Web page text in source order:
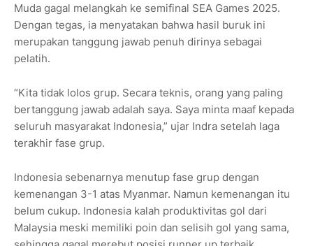
Muda gagal melangkah ke semifinal SEA Games 2025.
Dengan tegas, ia menyatakan bahwa hasil buruk ini
merupakan tanggung jawab penuh dirinya sebagai
pelatih.
“Kita tidak lolos grup. Secara teknis, orang yang paling
bertanggung jawab adalah saya. Saya minta maaf kepada
seluruh masyarakat Indonesia,” ujar Indra setelah laga
terakhir fase grup.
Indonesia sebenarnya menutup fase grup dengan
kemenangan 3-1 atas Myanmar. Namun kemenangan itu
belum cukup. Indonesia kalah produktivitas gol dari
Malaysia meski memiliki poin dan selisih gol yang sama,